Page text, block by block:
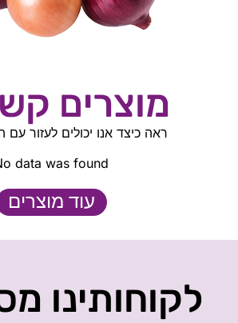
מוצרים
ראה כיצד אנו יכולים לעזור
data was found
עוד מוצרים
לקוחותינו